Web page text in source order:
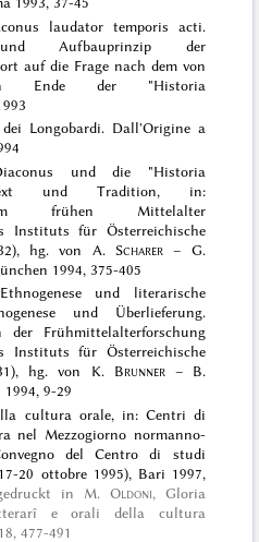
laudator temporis acti.
und Aufbauprinzip der
auf die Frage nach dem von
Ende der "Historia
Longobardi. Dall'Origine a
und die "Historia
Text und Tradition, in:
im frühen Mittelalter
Instituts für Österreichische
hg. von A. Scharer – G.
1994, 375-405
und literarische
und Überlieferung.
der Frühmittelalterforschung
Instituts für Österreichische
hg. von K. Brunner– B.
9-29
cultura orale, in: Centri di
nel Mezzogiorno normanno-
del Centro di studi
20 ottobre 1995), Bari 1997,
in M. Oldoni, Gloria
e orali della cultura
, 477-491